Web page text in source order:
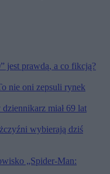
jest prawdą, a co fikcją?
nie oni zepsuli rynek
miał 69 lat
wybierają dziś
„Spider-Man: